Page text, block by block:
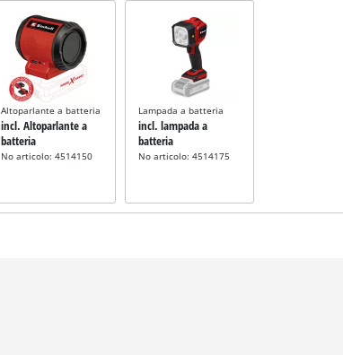
Altoparlante a batteria
incl. Altoparlante a
batteria
No articolo: 4514150
Lampada a batteria
incl. lampada a
batteria
No articolo: 4514175